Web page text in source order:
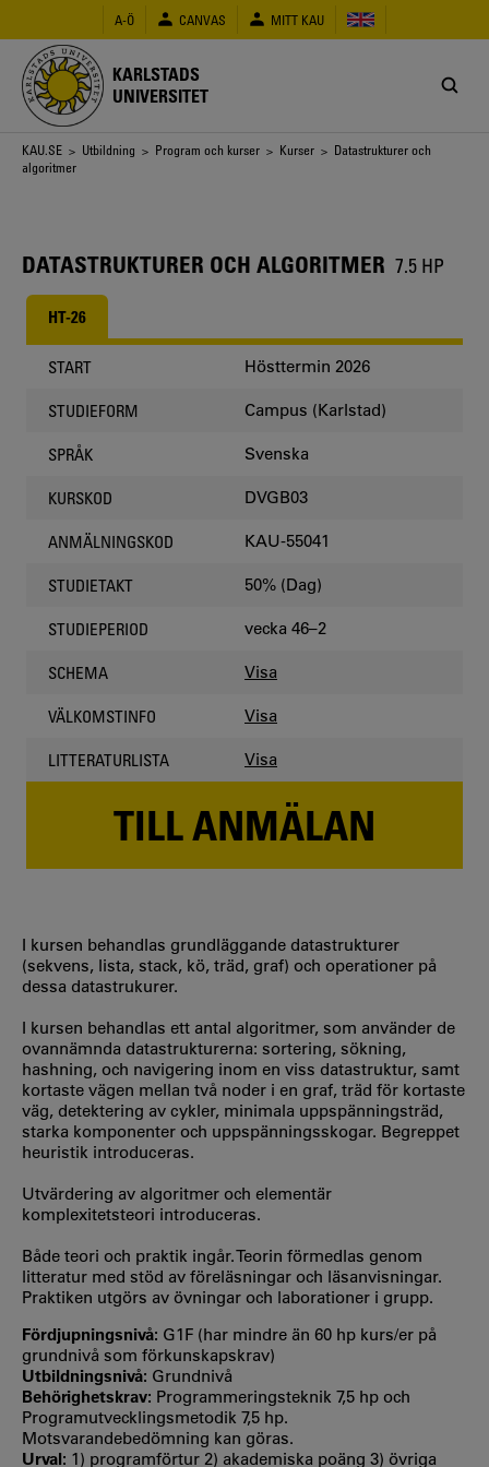
huvudinnehåll
A-Ö CANVAS MITT KAU
KARLSTADS
UNIVERSITET
Länkstig
KAU.SE > Utbildning > Program och kurser > Kurser > Datastrukturer och
algoritmer
DATASTRUKTURER OCH ALGORITMER 7.5 HP
HT-26
START Hösttermin 2026
STUDIEFORM Campus (Karlstad)
SPRÅK Svenska
KURSKOD DVGB03
ANMÄLNINGSKOD KAU-55041
STUDIETAKT 50% (Dag)
STUDIEPERIOD vecka 46–2
SCHEMA Visa
VÄLKOMSTINFO Visa
LITTERATURLISTA Visa
TILL ANMÄLAN
I kursen behandlas grundläggande datastrukturer
(sekvens, lista, stack, kö, träd, graf) och operationer på
dessa datastrukurer.
I kursen behandlas ett antal algoritmer, som använder de
ovannämnda datastrukturerna: sortering, sökning,
hashning, och navigering inom en viss datastruktur, samt
kortaste vägen mellan två noder i en graf, träd för kortaste
väg, detektering av cykler, minimala uppspänningsträd,
starka komponenter och uppspänningsskogar. Begreppet
heuristik introduceras.
Utvärdering av algoritmer och elementär
komplexitetsteori introduceras.
Både teori och praktik ingår. Teorin förmedlas genom
litteratur med stöd av föreläsningar och läsanvisningar.
Praktiken utgörs av övningar och laborationer i grupp.
Fördjupningsnivå: G1F (har mindre än 60 hp kurs/er på
grundnivå som förkunskapskrav)
Utbildningsnivå: Grundnivå
Behörighetskrav: Programmeringsteknik 7,5 hp och
Programutvecklingsmetodik 7,5 hp.
Motsvarandebedömning kan göras.
Urval: 1) programförtur 2) akademiska poäng 3) övriga